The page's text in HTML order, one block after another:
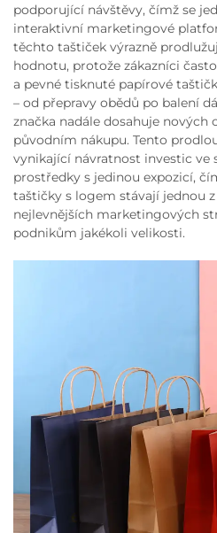
podporující návštěvy, čímž se
interaktivní marketingové
těchto taštiček výrazně
hodnotu, protože zákazníci
a pevné tisknuté papírové
– od přepravy obědů po balení
značka nadále dosahuje
původním nákupu. Tento
vynikající návratnost investic ve
prostředky s jedinou expozicí,
taštičky s logem stávají jednou
nejlevnějších marketingových
podnikům jakékoli velikosti.